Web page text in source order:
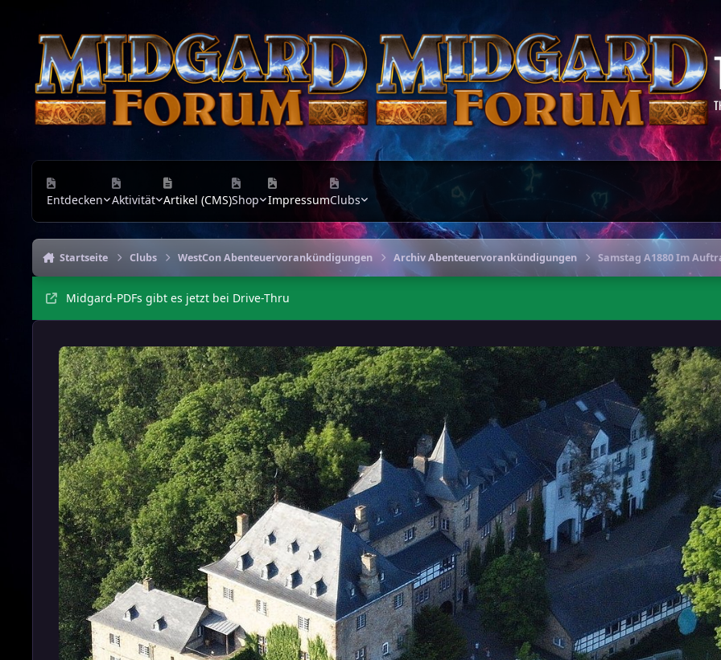
Entdecken Aktivität Artikel (CMS)Shop ImpressumClubs
Startseite Clubs WestCon Abenteuervorankündigungen Archiv Abenteuervorankündigungen Samstag A1880 Im
Midgard-PDFs gibt es jetzt bei Drive-Thru